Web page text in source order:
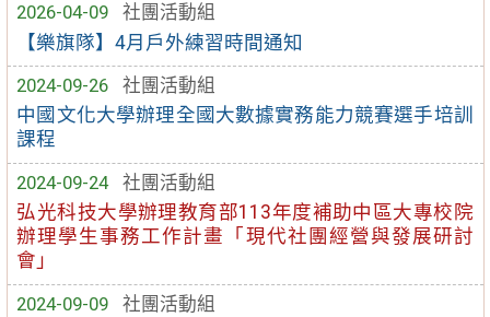
2026-04-09
社團活動組
【樂旗隊】4月戶外練習時間通知
2024-09-26
社團活動組
中國文化大學辦理全國大數據實務能力競賽選手培訓
課程
2024-09-24
社團活動組
弘光科技大學辦理教育部113年度補助中區大專校院
辦理學生事務工作計畫「現代社團經營與發展研討
會」
2024-09-09
社團活動組